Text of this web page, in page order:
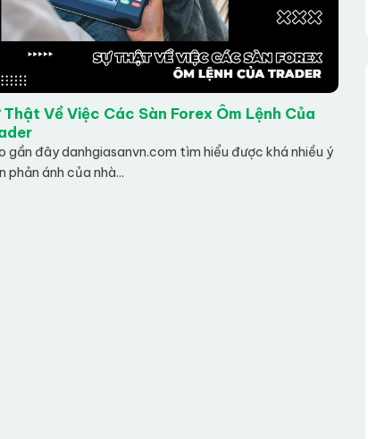
Thật Về Việc Các Sàn Forex Ôm Lệnh Của
gần đây danhgiasanvn.com tìm hiểu được khá nhiều ý
phản ánh của nhà...